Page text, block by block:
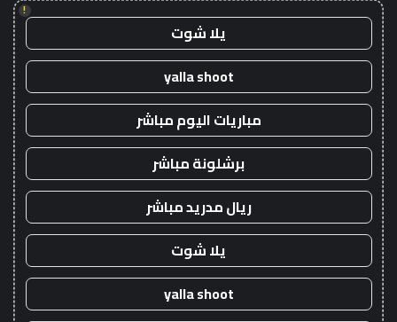
!
يلا شوت
yalla shoot
مباريات اليوم مباشر
برشلونة مباشر
ريال مدريد مباشر
يلا شوت
yalla shoot